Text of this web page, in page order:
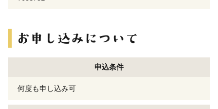
申込条件
何度も申し込み可